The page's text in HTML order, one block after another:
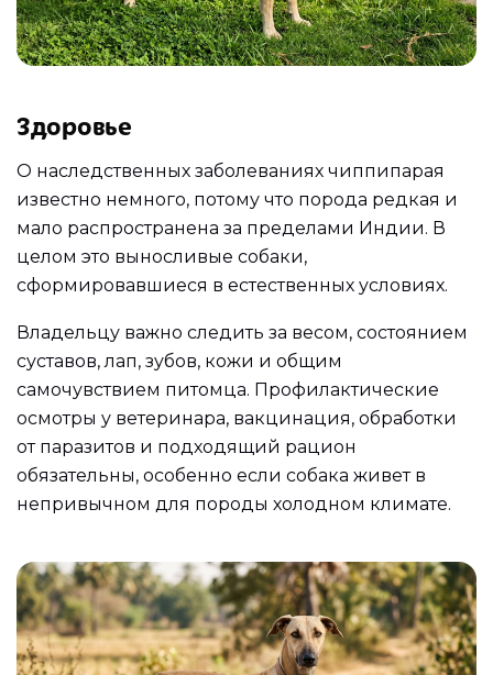
Здоровье
О наследственных заболеваниях чиппипарая
известно немного, потому что порода редкая и
мало распространена за пределами Индии. В
целом это выносливые собаки,
сформировавшиеся в естественных условиях.
Владельцу важно следить за весом, состоянием
суставов, лап, зубов, кожи и общим
самочувствием питомца. Профилактические
осмотры у ветеринара, вакцинация, обработки
от паразитов и подходящий рацион
обязательны, особенно если собака живет в
непривычном для породы холодном климате.